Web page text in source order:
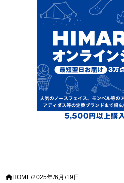
HOME 2025年 6月 19日